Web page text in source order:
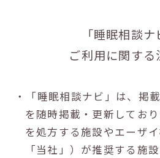
「睡眠相談
ご利用に関する
・「睡眠相談ナビ」は、掲
を随時掲載・更新してお
を処方する施設やエーザ
「当社」）が推奨する施